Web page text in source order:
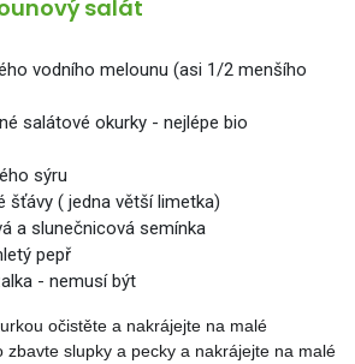
salát
vodního melounu (asi 1/2 menšího
salátové okurky - nejlépe bio
sýru
šťávy ( jedna větší limetka)
a slunečnicová semínka
pepř
- nemusí být
očistěte a nakrájejte na malé
zbavte slupky a pecky a nakrájejte na malé